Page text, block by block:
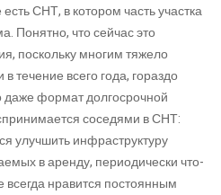
СНТ, в котором часть участка
Понятно, что сейчас это
поскольку многим тяжело
течение всего года, гораздо
формат долгосрочной
соседями в СНТ:
улучшить инфраструктуру
в аренду, периодически что-
всегда нравится постоянным